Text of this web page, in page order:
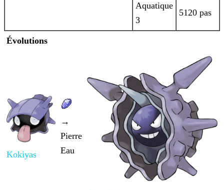
Aquatique
3
5120 pas
Évolutions
Kokiyas
→
Pierre
Eau